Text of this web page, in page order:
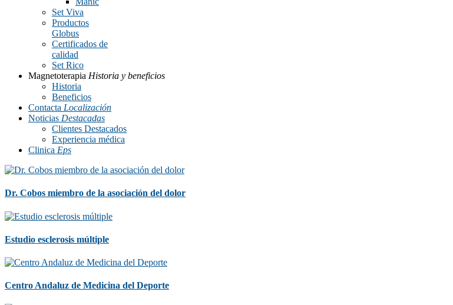
Set Viva
Productos
Globus
Certificados de
calidad
Set Rico
Magnetoterapia Historia y beneficios
Historia
Beneficios
Contacta Localización
Noticias Destacadas
Clientes Destacados
Experiencia médica
Clinica Eps
Dr. Cobos miembro de la asociación del dolor
Estudio esclerosis múltiple
Centro Andaluz de Medicina del Deporte